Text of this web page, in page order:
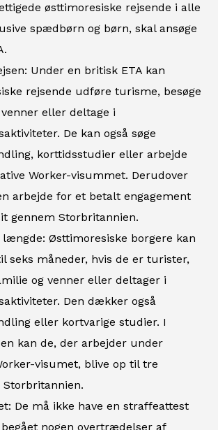
østtimoresiske rejsende i alle
spædbørn og børn, skal ansøge
Under en britisk ETA kan
rejsende udføre turisme, besøge
eller deltage i
De kan også søge
korttidsstudier eller arbejde
Worker-visummet. Derudover
arbejde for et betalt engagement
gennem Storbritannien.
længde: Østtimoresiske borgere kan
seks måneder, hvis de er turister,
og venner eller deltager i
Den dækker også
eller kortvarige studier. I
kan de, der arbejder under
visumet, blive op til tre
Storbritannien.
De må ikke have en straffeattest
nogen overtrædelser af